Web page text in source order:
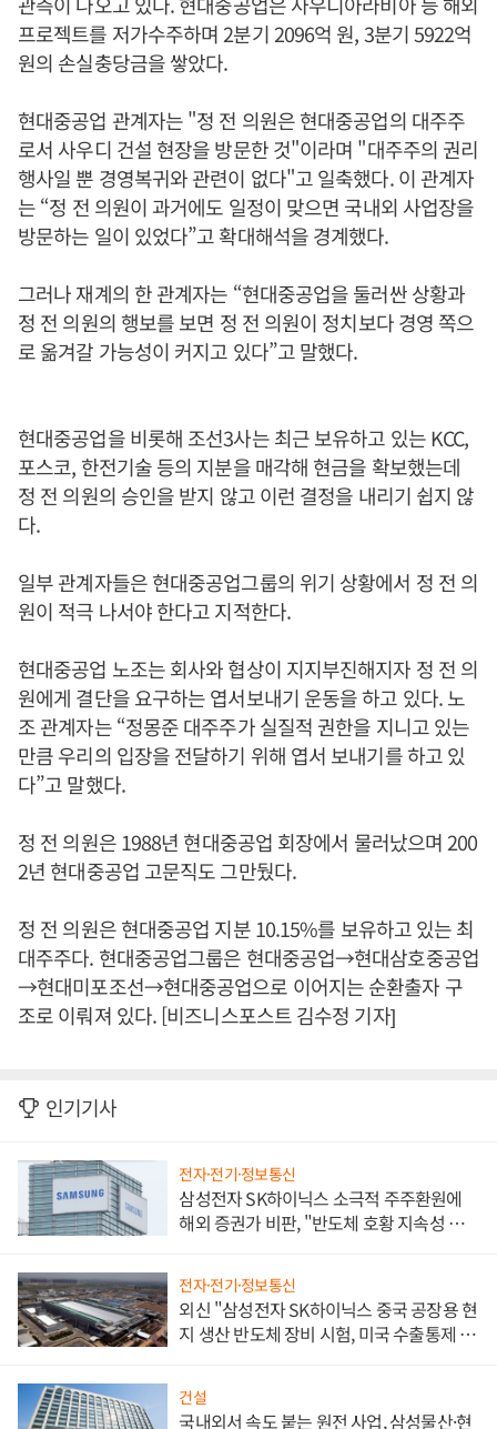
프로젝트를 저가수주하며 2분기 2096억 원, 3분기 5922억
원의 손실충당금을 쌓았다.
현대중공업 관계자는 "정 전 의원은 현대중공업의 대주주
로서 사우디 건설 현장을 방문한 것"이라며 "대주주의 권리
행사일 뿐 경영복귀와 관련이 없다"고 일축했다. 이 관계자
는 “정 전 의원이 과거에도 일정이 맞으면 국내외 사업장을
방문하는 일이 있었다”고 확대해석을 경계했다.
그러나 재계의 한 관계자는 “현대중공업을 둘러싼 상황과
정 전 의원의 행보를 보면 정 전 의원이 정치보다 경영 쪽으
로 옮겨갈 가능성이 커지고 있다”고 말했다.
현대중공업을 비롯해 조선3사는 최근 보유하고 있는 KCC,
포스코, 한전기술 등의 지분을 매각해 현금을 확보했는데
정 전 의원의 승인을 받지 않고 이런 결정을 내리기 쉽지 않
다.
일부 관계자들은 현대중공업그룹의 위기 상황에서 정 전 의
원이 적극 나서야 한다고 지적한다.
현대중공업 노조는 회사와 협상이 지지부진해지자 정 전 의
원에게 결단을 요구하는 엽서보내기 운동을 하고 있다. 노
조 관계자는 “정몽준 대주주가 실질적 권한을 지니고 있는
만큼 우리의 입장을 전달하기 위해 엽서 보내기를 하고 있
다”고 말했다.
정 전 의원은 1988년 현대중공업 회장에서 물러났으며 200
2년 현대중공업 고문직도 그만뒀다.
정 전 의원은 현대중공업 지분 10.15%를 보유하고 있는 최
대주주다. 현대중공업그룹은 현대중공업→현대삼호중공업
→현대미포조선→현대중공업으로 이어지는 순환출자 구
조로 이뤄져 있다. [비즈니스포스트 김수정 기자]
인기기사
전자·전기·정보통신
삼성전자 SK하이닉스 소극적 주주환원에
해외 증권가 비판, "반도체 호황 지속성 의
전자·전기·정보통신
외신 "삼성전자 SK하이닉스 중국 공장용 현
지 생산 반도체 장비 시험, 미국 수출통제 대
건설
국내외서 속도 붙는 원전 사업, 삼성물산·현